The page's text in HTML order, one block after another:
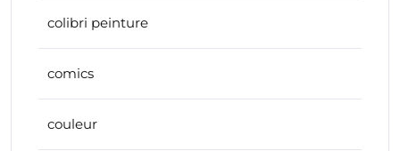
colibri peinture
comics
couleur